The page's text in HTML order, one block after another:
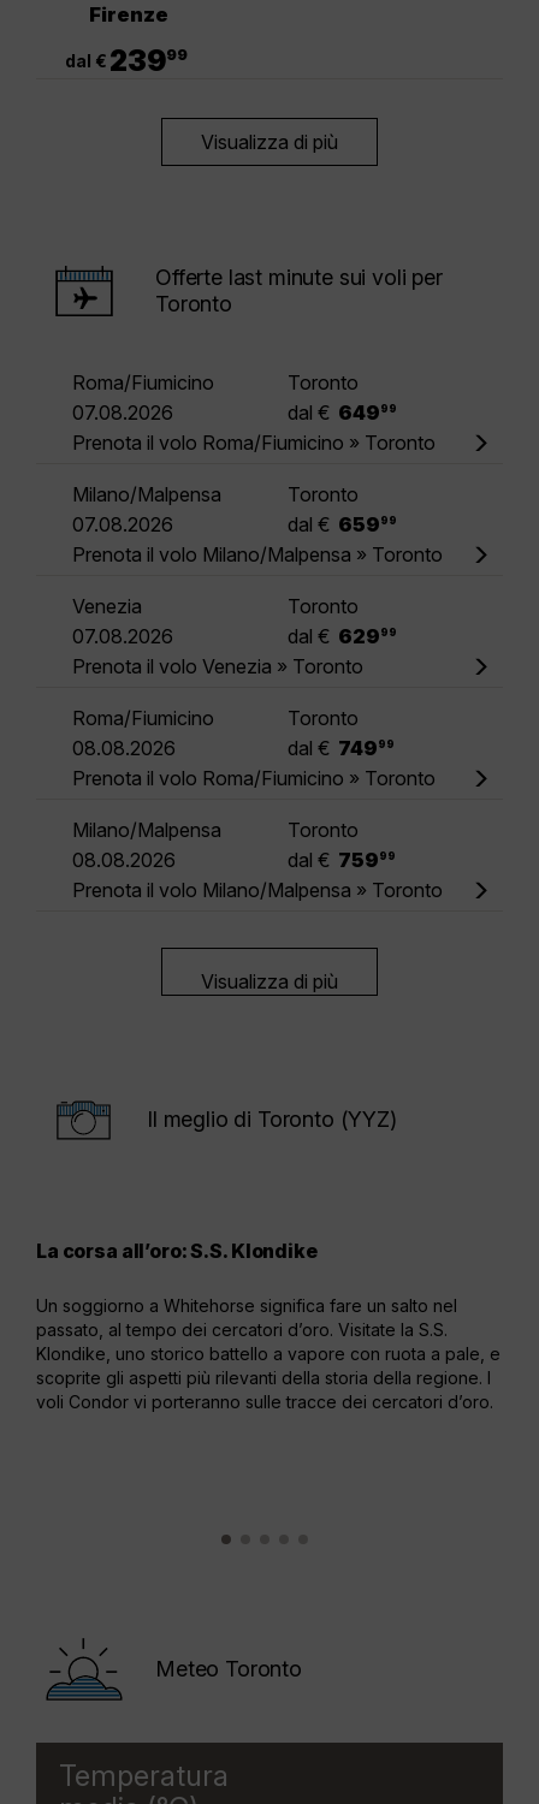
Firenze
dal € 23999
Visualizza di più
Offerte last minute sui voli per
Toronto
Roma/Fiumicino
Toronto
07.08.2026
dal € 649 99
Prenota il volo Roma/Fiumicino » Toronto
Milano/Malpensa
Toronto
07.08.2026
dal € 659 99
Prenota il volo Milano/Malpensa » Toronto
Venezia
Toronto
07.08.2026
dal € 629 99
Prenota il volo Venezia » Toronto
Roma/Fiumicino
Toronto
08.08.2026
dal € 749 99
Prenota il volo Roma/Fiumicino » Toronto
Milano/Malpensa
Toronto
08.08.2026
dal € 759 99
Prenota il volo Milano/Malpensa » Toronto
Visualizza di più
Il meglio di Toronto (YYZ)
La corsa all’oro: S.S. Klondike
Un soggiorno a Whitehorse significa fare un salto nel
passato, al tempo dei cercatori d’oro. Visitate la S.S.
Klondike, uno storico battello a vapore con ruota a pale, e
scoprite gli aspetti più rilevanti della storia della regione. I
voli Condor vi porteranno sulle tracce dei cercatori d’oro.
Meteo Toronto
Temperatura